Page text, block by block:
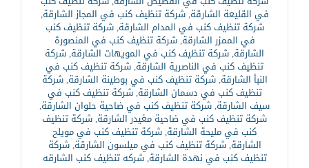
في القليعة الشارقة,شركة تنظيف كنب في المجاز الشارقة,
شركة تنظيف كنب في المدام الشارقة,شركة تنظيف كنب
في الممزر الشارقة,شركة تنظيف كنب في المنصورة
الشارقة,شركة تنظيف كنب في المويهات الشارقة,شركة
تنظيف كنب في الناصرية الشارقة,شركة تنظيف كنب في
النبأ الشارقة,شركة تنظيف كنب في بوطينة الشارقة,شركة
تنظيف كنب في دسمان الشارقة,شركة تنظيف كنب في
سيف الشارقة,شركة تنظيف كنب في ضاحية حلوان الشارقة,
شركة تنظيف كنب في ضاحية مغيدر الشارقة,شركة تنظيف
كنب في مليحة الشارقة,شركة تنظيف كنب في مويلح
الشارقة,شركة تنظيف كنب في ميلسون الشارقة,شركة
تنظيف كنب في نهدة الشارقة,شركه تنظيف كنب الشارقه